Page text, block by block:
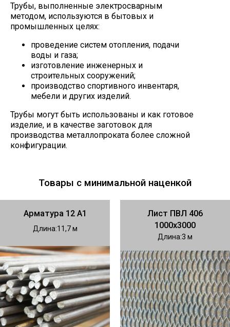
Трубы, выполненные электросварным
методом, используются в бытовых и
промышленных целях:
проведение систем отопления, подачи
воды и газа;
изготовление инженерных и
строительных сооружений;
производство спортивного инвентаря,
мебели и других изделий.
Трубы могут быть использованы и как готовое
изделие, и в качестве заготовок для
производства металлопроката более сложной
конфигурации.
Товары с минимальной наценкой
Арматура 12 А1
Длина 11,7
Лист ПВЛ 406
1000х3000
Длина 3